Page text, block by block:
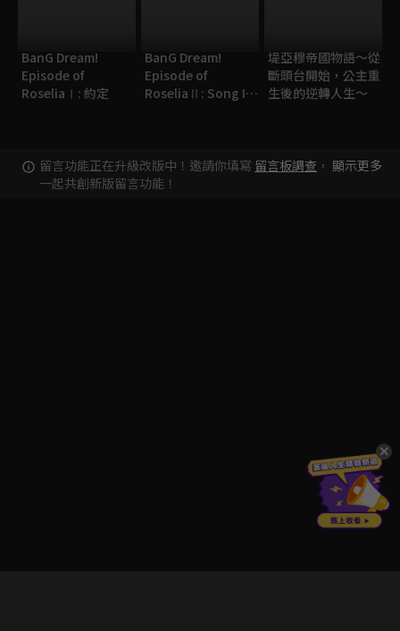
BanG Dream!
Episode of
RoseliaⅠ: 約定
BanG Dream!
Episode of
RoseliaⅡ: Song I
堤亞穆帝國物語～從
斷頭台開始，公主重
生後的逆轉人生～
留言功能正在升級改版中！邀請你填寫 留言板調查 ，
一起共創新版留言功能！
顯示更多